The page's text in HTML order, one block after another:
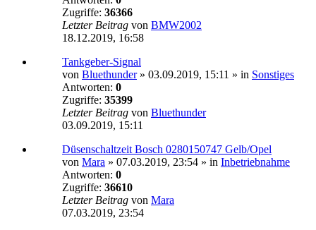
Zugriffe: 36366
Letzter Beitrag von BMW2002
18.12.2019, 16:58
Tankgeber-Signal
von Bluethunder» 03.09.2019, 15:11 » in Sonstiges
Antworten: 0
Zugriffe: 35399
Letzter Beitrag von Bluethunder
03.09.2019, 15:11
Düsenschaltzeit Bosch 0280150747 Gelb/Opel
von Mara » 07.03.2019, 23:54 » in Inbetriebnahme
Antworten: 0
Zugriffe: 36610
Letzter Beitrag von Mara
07.03.2019, 23:54